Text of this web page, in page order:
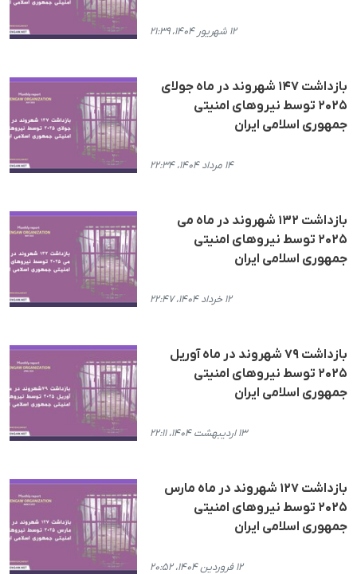
۱۲ شهریور ۱۴۰۴، ۲۱:۳۹
بازداشت ۱۴۷ شهروند در ماه جولای
۲۰۲۵ توسط نیروهای امنیتی
جمهوری اسلامی ایران
۱۴ مرداد ۱۴۰۴، ۲۲:۳۴
بازداشت ۱۳۲ شهروند در ماه می
۲۰۲۵ توسط نیروهای امنیتی
جمهوری اسلامی ایران
۱۲ خرداد ۱۴۰۴، ۲۲:۴۷
بازداشت ۷۹ شهروند در ماه آوریل
۲۰۲۵ توسط نیروهای امنیتی
جمهوری اسلامی ایران
۱۳ اردیبهشت ۱۴۰۴، ۲۲:۱۱
بازداشت ۱۲۷ شهروند در ماه مارس
۲۰۲۵ توسط نیروهای امنیتی
جمهوری اسلامی ایران
۱۲ فروردین ۱۴۰۴، ۲۰:۵۲